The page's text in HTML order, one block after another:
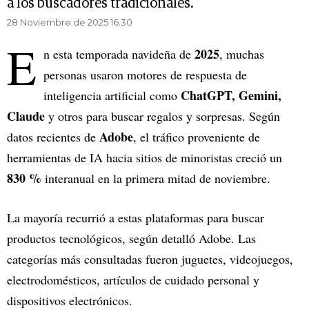
a los buscadores tradicionales.
28 Noviembre de 2025 16.30
E n esta temporada navideña de 2025, muchas
personas usaron motores de respuesta de
inteligencia artificial como ChatGPT, Gemini,
Claude y otros para buscar regalos y sorpresas. Según
datos recientes de Adobe, el tráfico proveniente de
herramientas de IA hacia sitios de minoristas creció un
830 % interanual en la primera mitad de noviembre.
La mayoría recurrió a estas plataformas para buscar
productos tecnológicos, según detalló Adobe. Las
categorías más consultadas fueron juguetes, videojuegos,
electrodomésticos, artículos de cuidado personal y
dispositivos electrónicos.